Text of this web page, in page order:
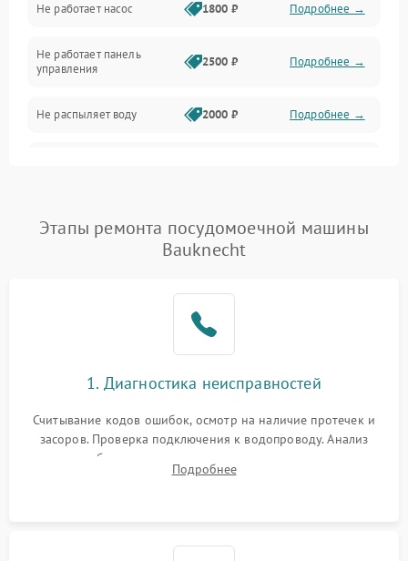
Вода
Гигиена
Программное обеспечение
Не работает насос 1800 ₽ Подробнее →
Не работает панель
управления
2500 ₽ Подробнее →
Не распыляет воду 2000 ₽ Подробнее →
Проблемы с набором
воды
1800 ₽ Подробнее →
1700 ₽
циркуляционным насосом
2100 ₽ Подробнее →
Этапы ремонта посудомоечной машины
Bauknecht
1. Диагностика неисправностей
Считывание кодов ошибок, осмотр на наличие протечек и
засоров. Проверка подключения к водопроводу. Анализ
жалоб на отсутствие слива, нагрева, вращения
разбрызгивателей или срабатывание системы защиты
Подробнее